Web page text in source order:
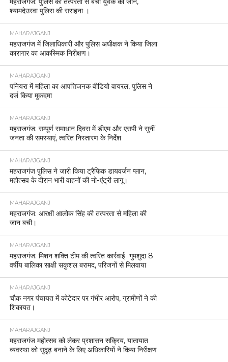
श्यामदेउरवा पुलिस की सराहना ।
MAHARAJGANJ
महराजगंज में जिलाधिकारी और पुलिस अधीक्षक ने किया जिला
कारागार का आकस्मिक निरीक्षण।
MAHARAJGANJ
पनियरा में महिला का आपत्तिजनक वीडियो वायरल, पुलिस ने
दर्ज किया मुकदमा
MAHARAJGANJ
महराजगंज: सम्पूर्ण समाधान दिवस में डीएम और एसपी ने सुनीं
जनता की समस्याएं, त्वरित निस्तारण के निर्देश
MAHARAJGANJ
महराजगंज पुलिस ने जारी किया ट्रैफिक डायवर्जन प्लान,
महोत्सव के दौरान भारी वाहनों की नो-एंट्री लागू।
MAHARAJGANJ
महराजगंज: आरक्षी आलोक सिंह की तत्परता से महिला की
जान बची।
MAHARAJGANJ
महराजगंज: मिशन शक्ति टीम की त्वरित कार्रवाई गुमशुदा 8
वर्षीय बालिका साक्षी सकुशल बरामद, परिजनों से मिलवाया
MAHARAJGANJ
चौक नगर पंचायत में कोटेदार पर गंभीर आरोप, ग्रामीणों ने की
शिकायत।
MAHARAJGANJ
महराजगंज महोत्सव को लेकर प्रशासन सक्रिय, यातायात
व्यवस्था को सुदृढ़ बनाने के लिए अधिकारियों ने किया निरीक्षण